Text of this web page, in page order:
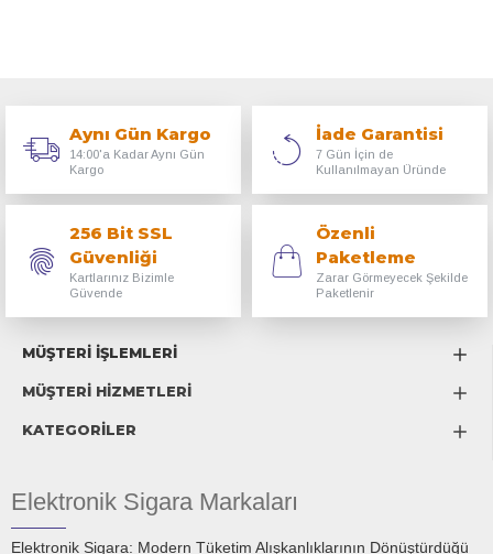
Aynı Gün Kargo
14:00'a Kadar Aynı Gün
Kargo
İade Garantisi
7 Gün İçin de
Kullanılmayan Üründe
256 Bit SSL
Güvenliği
Kartlarınız Bizimle
Güvende
Özenli
Paketleme
Zarar Görmeyecek Şekilde
Paketlenir
MÜŞTERİ İŞLEMLERİ
MÜŞTERİ HİZMETLERİ
KATEGORİLER
Elektronik Sigara Markaları
Elektronik Sigara: Modern Tüketim Alışkanlıklarının Dönüştürdüğü